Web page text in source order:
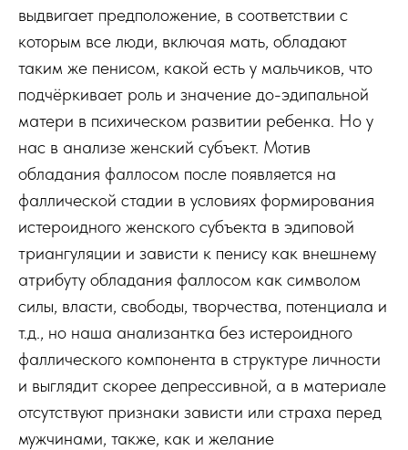
выдвигает предположение, в соответствии с
которым все люди, включая мать, обладают
таким же пенисом, какой есть у мальчиков, что
подчёркивает роль и значение до-эдипальной
матери в психическом развитии ребенка. Но у
нас в анализе женский субъект. Мотив
обладания фаллосом после появляется на
фаллической стадии в условиях формирования
истероидного женского субъекта в эдиповой
триангуляции и зависти к пенису как внешнему
атрибуту обладания фаллосом как символом
силы, власти, свободы, творчества, потенциала и
т.д., но наша анализантка без истероидного
фаллического компонента в структуре личности
и выглядит скорее депрессивной, а в материале
отсутствуют признаки зависти или страха перед
мужчинами, также, как и желание